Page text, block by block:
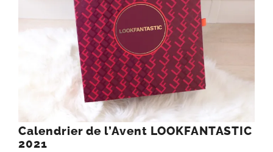
Calendrier de l’Avent LOOKFANTASTIC
2021